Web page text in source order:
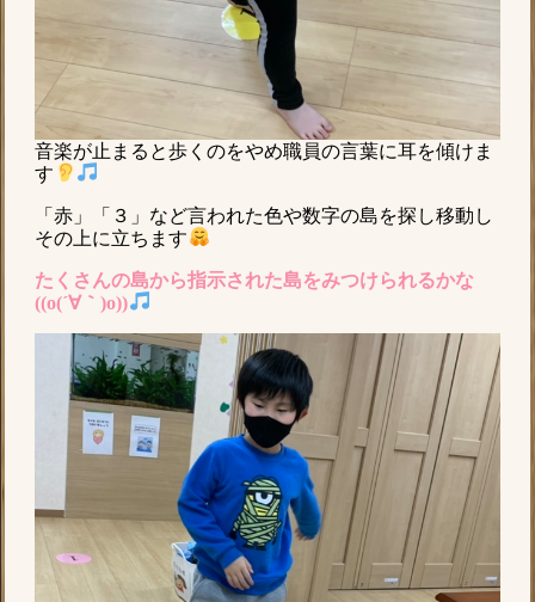
音楽が止まると歩くのをやめ職員の言葉に耳を傾けま
す
「赤」「３」など言われた色や数字の島を探し移動し
その上に立ちます
たくさんの島から指示された島をみつけられるかな
((o(´∀｀)o))